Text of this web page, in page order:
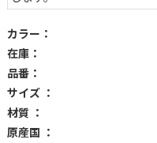
カラー：
在庫：
品番：
サイズ ：
材質 ：
原産国 ：